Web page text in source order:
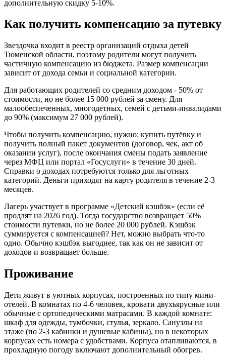
дополнительную скидку 5-10%.
Как получить компенсацию за путевку
Звездочка входит в реестр организаций отдыха детей
Тюменской области, поэтому родители могут получить
частичную компенсацию из бюджета. Размер компенсации
зависит от дохода семьи и социальной категории.
Для работающих родителей со средним доходом - 50% от
стоимости, но не более 15 000 рублей за смену. Для
малообеспеченных, многодетных, семей с детьми-инвалидами
до 90% (максимум 27 000 рублей).
Чтобы получить компенсацию, нужно: купить путёвку и
получить полный пакет документов (договор, чек, акт об
оказании услуг), после окончания смены подать заявление
через МФЦ или портал «Госуслуги» в течение 30 дней.
Справки о доходах потребуются только для льготных
категорий. Деньги приходят на карту родителя в течение 2-3
месяцев.
Лагерь участвует в программе «Детский кэшбэк» (если её
продлят на 2026 год). Тогда государство возвращает 50%
стоимости путевки, но не более 20 000 рублей. Кэшбэк
суммируется с компенсацией? Нет, можно выбрать что-то
одно. Обычно кэшбэк выгоднее, так как он не зависит от
доходов и возвращает больше.
Проживание
Дети живут в уютных корпусах, построенных по типу мини-
отелей. В комнатах по 4-6 человек, кровати двухъярусные или
обычные с ортопедическими матрасами. В каждой комнате:
шкаф для одежды, тумбочки, стулья, зеркало. Санузлы на
этаже (по 2-3 кабинки и душевые кабины), но в некоторых
корпусах есть номера с удобствами. Корпуса отапливаются, в
прохладную погоду включают дополнительный обогрев.